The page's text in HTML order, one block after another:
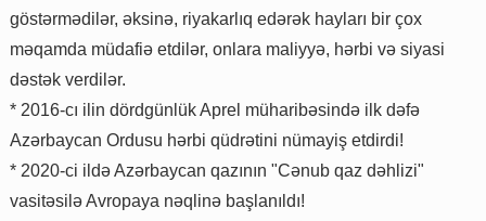
göstərmədilər, əksinə, riyakarlıq edərək hayları bir çox
məqamda müdafiə etdilər, onlara maliyyə, hərbi və siyasi
dəstək verdilər.
* 2016-cı ilin dördgünlük Aprel müharibəsində ilk dəfə
Azərbaycan Ordusu hərbi qüdrətini nümayiş etdirdi!
* 2020-ci ildə Azərbaycan qazının "Cənub qaz dəhlizi"
vasitəsilə Avropaya nəqlinə başlanıldı!